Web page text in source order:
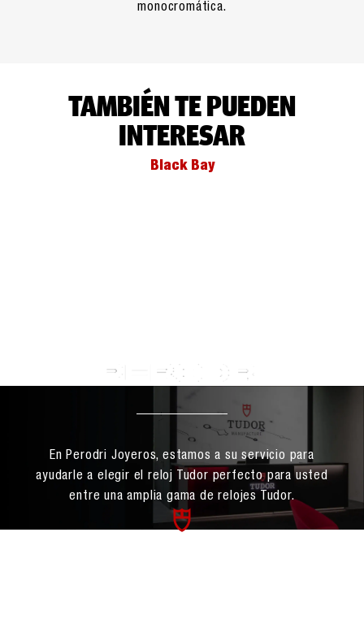
monocromática.
TAMBIÉN TE PUEDEN
INTERESAR
Black Bay
En Perodri Joyeros, estamos a su servicio para
ayudarle a elegir el reloj Tudor perfecto para usted
entre una amplia gama de relojes Tudor.